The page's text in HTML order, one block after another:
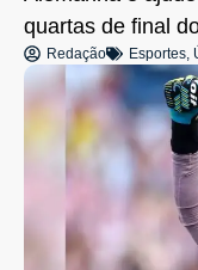
quartas de final
Redação Esportes,